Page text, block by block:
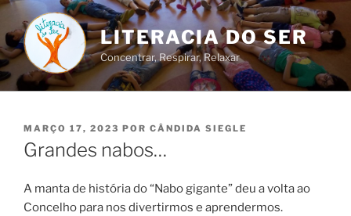
Saltar
para
o
conteúdo
LITERACIA DO SER
Concentrar, Respirar, Relaxar
PUBLICADO
EM
MARÇO 17, 2023 POR CÂNDIDA SIEGLE
Grandes nabos…
A manta de história do “Nabo gigante” deu a volta ao
Concelho para nos divertirmos e aprendermos.